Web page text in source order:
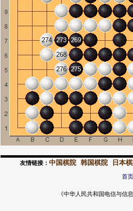
268
269
273
274
275
276
友情链接： 中国棋院 韩国棋院 日本
首页
《中华人民共和国电信与